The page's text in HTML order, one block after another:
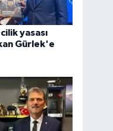
yasası
Gürlek'e